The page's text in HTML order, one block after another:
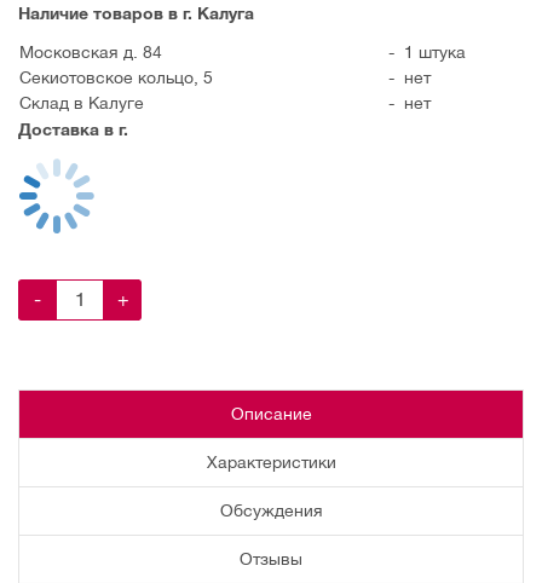
Наличие товаров в г. Калуга
Московская д. 84
- 1 штука
Секиотовское кольцо, 5
- нет
Склад в Калуге
- нет
Доставка в г.
- +
Описание
Характеристики
Обсуждения
Отзывы